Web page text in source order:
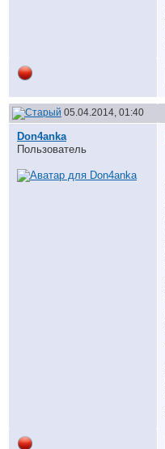
05.04.2014, 01:40
Don4anka
Пользователь